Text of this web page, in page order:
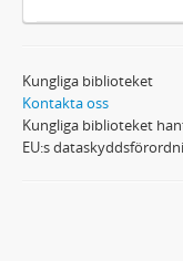
Kungliga biblioteket
Kontakta oss
Kungliga biblioteket
EU:s